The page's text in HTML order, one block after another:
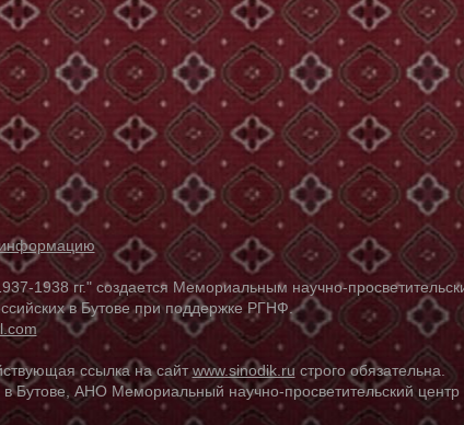
информацию
гг." создается Мемориальным научно-
в Бутове при поддержке РГНФ.
ссылка на сайтwww.sinodik.ru строго обязательна.
АНО Мемориальный научно-просветительский центр